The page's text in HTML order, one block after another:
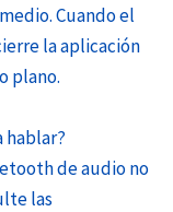
Cuando el
la aplicación
plano.
hablar?
de audio no
las